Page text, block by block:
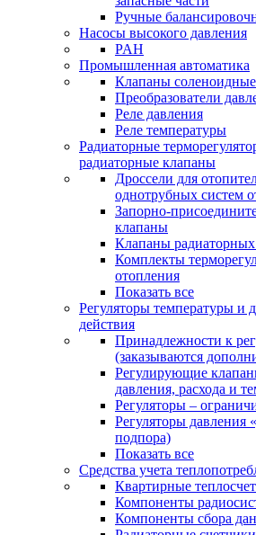
Ручные
Насосы высокого давления
PAH
Промышленная автоматика
Клапаны
Преобразователи
Реле давления
Реле температуры
Радиаторные
радиаторные клапаны
Дроссели для
однотрубных систем
Запорно-
клапаны
Клапаны радиаторных
Комплекты
отопления
Показать все
Регуляторы температуры и
действия
Принадлежности к
(заказываются
Регулирующие
давления, расхода и
Регуляторы –
Регуляторы давления
подпора)
Показать все
Средства учета
Квартирные
Компоненты
Компоненты сбора